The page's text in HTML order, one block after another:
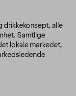
drikkekonsept, alle
Samtlige
lokale markedet,